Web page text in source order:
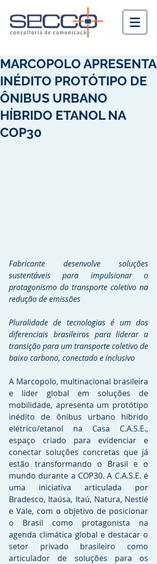
MARCOPOLO APRESENTA
INÉDITO PROTÓTIPO DE
ÔNIBUS URBANO
HÍBRIDO ETANOL NA
COP30
Fabricante desenvolve soluções
sustentáveis para impulsionar o
protagonismo do transporte coletivo na
redução de emissões
Pluralidade de tecnologias é um dos
diferenciais brasileiros para liderar a
transição para um transporte coletivo de
baixo carbono, conectado e inclusivo
A Marcopolo, multinacional brasileira
e líder global em soluções de
mobilidade, apresenta um protótipo
inédito de ônibus urbano híbrido
elétrico/etanol na Casa C.A.S.E.,
espaço criado para evidenciar e
conectar soluções concretas que já
estão transformando o Brasil e o
mundo durante a COP30. A C.A.S.E. é
uma iniciativa articulada por
Bradesco, Itaúsa, Itaú, Natura, Nestlé
e Vale, com o objetivo de posicionar
o Brasil como protagonista na
agenda climática global e destacar o
setor privado brasileiro como
articulador de soluções para os